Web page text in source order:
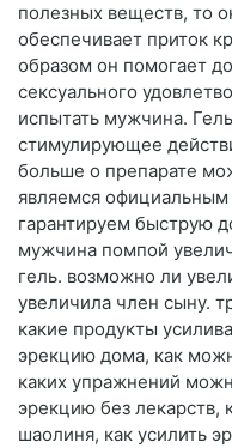
полезных веществ, то
обеспечивает приток
образом он помогает
сексуального
испытать мужчина.
стимулирующее
больше о препарате
являемся
гарантируем быструю
мужчина помпой
гель. возможно ли
увеличила член сыну.
какие продукты
эрекцию дома, как
каких упражнений
эрекцию без лекарств,
шаолиня, как усилить